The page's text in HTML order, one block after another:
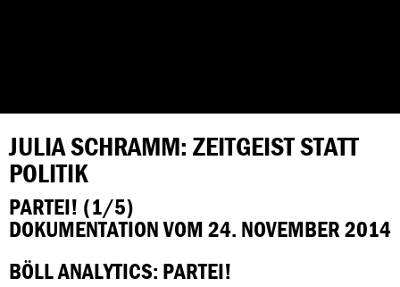
JULIA SCHRAMM: ZEITGEIST STATT
POLITIK
PARTEI! (1/5)
DOKUMENTATION VOM 24. NOVEMBER 2014
BÖLL ANALYTICS: PARTEI!